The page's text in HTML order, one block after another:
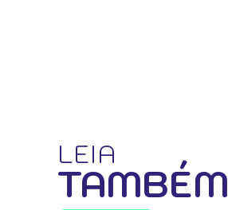
LEIA
TAMBÉM